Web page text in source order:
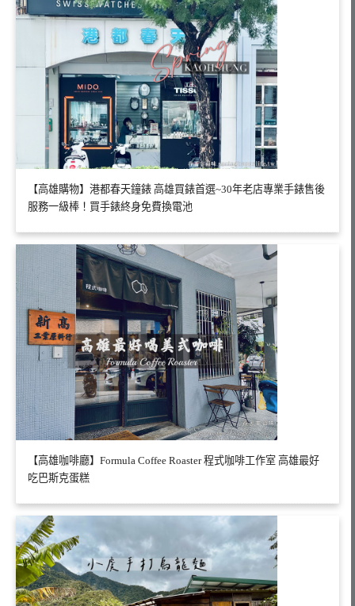
【高雄購物】港都春天鐘錶 高雄買錶首選~30年老店專業手錶售後
服務一級棒！買手錶終身免費換電池
【高雄咖啡廳】Formula Coffee Roaster 程式咖啡工作室 高雄最好
吃巴斯克蛋糕